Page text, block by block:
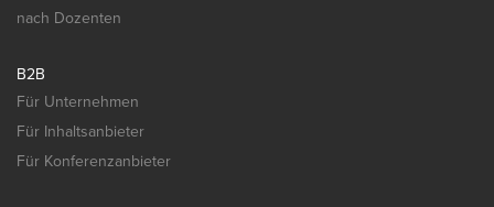
nach Dozenten
B2B
Für Unternehmen
Für Inhaltsanbieter
Für Konferenzanbieter